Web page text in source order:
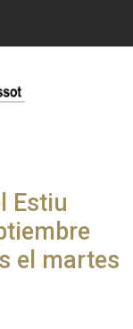
Estiu
el martes